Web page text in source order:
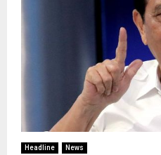
Headline News